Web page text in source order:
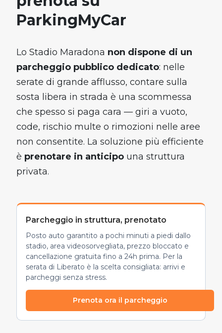
ParkingMyCar
Lo Stadio Maradona non dispone di un
parcheggio pubblico dedicato: nelle
serate di grande afflusso, contare sulla
sosta libera in strada è una scommessa
che spesso si paga cara — giri a vuoto,
code, rischio multe o rimozioni nelle aree
non consentite. La soluzione più efficiente
è prenotare in anticipo una struttura
privata.
Parcheggio in struttura, prenotato
Posto auto garantito a pochi minuti a piedi dallo
stadio, area videosorvegliata, prezzo bloccato e
cancellazione gratuita fino a 24h prima. Per la
serata di Liberato è la scelta consigliata: arrivi e
parcheggi senza stress.
Prenota ora il parcheggio